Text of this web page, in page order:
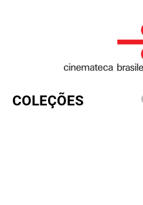
COLEÇÕES